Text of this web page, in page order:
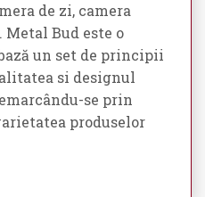
de zi, camera
Bud este o
un set de principii
si designul
se prin
produselor